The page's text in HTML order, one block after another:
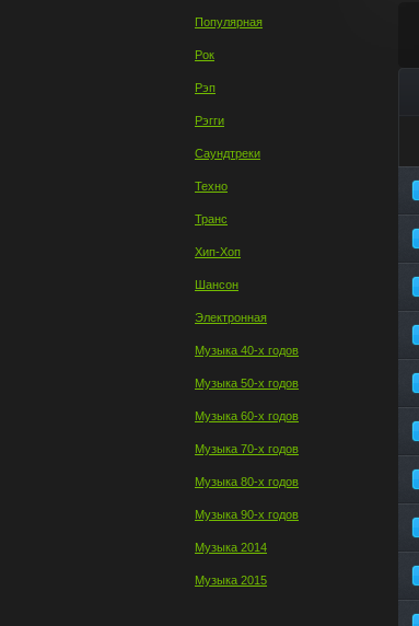
Популярная
Рок
Рэп
Рэгги
Саундтреки
Техно
Транс
Хип-Хоп
Шансон
Электронная
Музыка 40-х годов
Музыка 50-х годов
Музыка 60-х годов
Музыка 70-х годов
Музыка 80-х годов
Музыка 90-х годов
Музыка 2014
Музыка 2015